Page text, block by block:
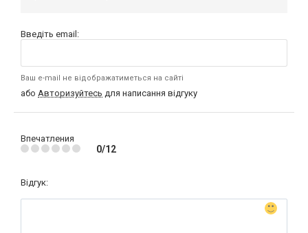
Введіть email:
Ваш e-mail не відображатиметься на сайті
або Авторизуйтесь для написання відгуку
Впечатления
0/12
Відгук: